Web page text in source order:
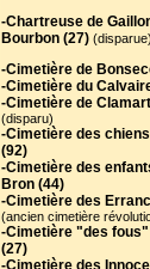
-Chartreuse de
Bourbon (27) (disparue)
-Cimetière de
-Cimetière du
-Cimetière de
(disparu)
-Cimetière des
(92)
-Cimetière des
Bron (44)
-Cimetière des
(ancien cimetière
-Cimetière "des
(27)
-Cimetière des